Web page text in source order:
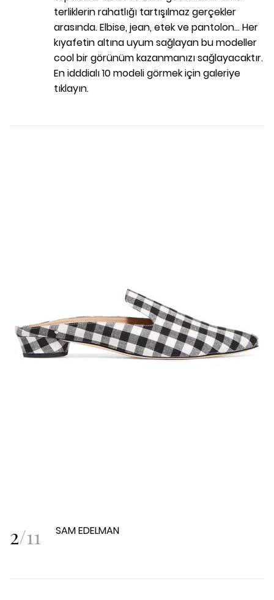
terliklerin rahatlığı tartışılmaz gerçekler
arasında. Elbise, jean, etek ve pantolon… Her
kıyafetin altına uyum sağlayan bu modeller
cool bir görünüm kazanmanızı sağlayacaktır.
En idddialı 10 modeli görmek için galeriye
tıklayın.
2/11 SAM EDELMAN